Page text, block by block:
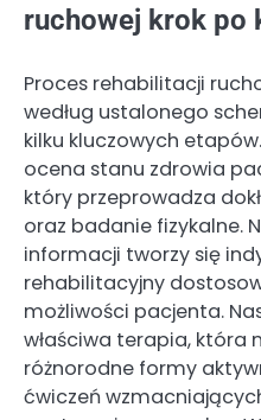
ruchowej krok po
Proces rehabilitacji
według ustalonego
kilku kluczowych
ocena stanu zdrowia
który przeprowadza
oraz badanie fizykalne.
informacji tworzy się
rehabilitacyjny
możliwości pacjenta.
właściwa terapia, która
różnorodne formy
ćwiczeń